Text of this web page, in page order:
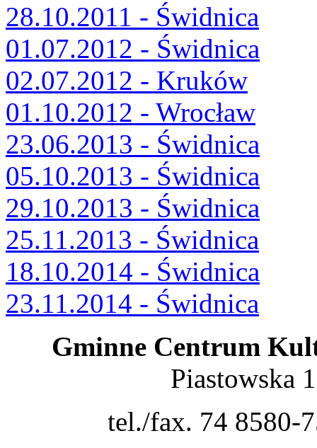
28.10.2011 - Świdnica
01.07.2012 - Świdnica
02.07.2012 - Kruków
01.10.2012 - Wrocław
23.06.2013 - Świdnica
05.10.2013 - Świdnica
29.10.2013 - Świdnica
25.11.2013 - Świdnica
18.10.2014 - Świdnica
23.11.2014 - Świdnica
Gminne Centrum
Piastowska
tel./fax. 74 8580-